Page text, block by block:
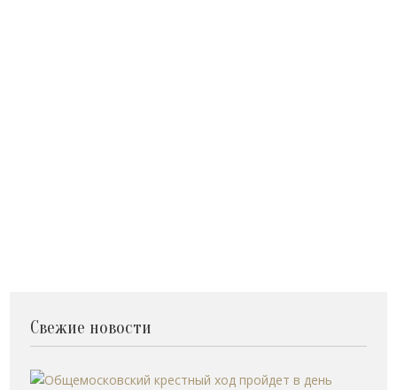
Свежие новости